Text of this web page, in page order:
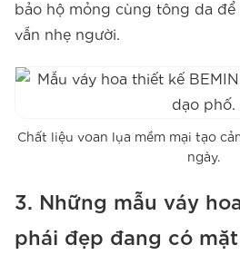
bảo hộ mỏng cùng tông da
vẫn nhẹ người.
Chất liệu voan lụa mềm mại tạo
ngày.
3. Những mẫu váy
phái đẹp đang có